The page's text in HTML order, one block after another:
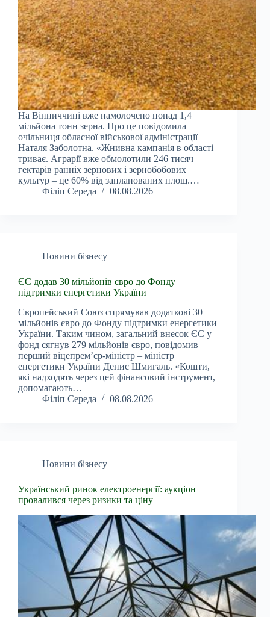
На Вінниччині вже намолочено понад 1,4
мільйона тонн зерна. Про це повідомила
очільниця обласної військової адміністрації
Наталя Заболотна. «Жнивна кампанія в області
триває. Аграрії вже обмолотили 246 тисяч
гектарів ранніх зернових і зернобобових
культур – це 60% від запланованих площ.…
Філіп Середа
08.08.2026
Новини бізнесу
ЄС додав 30 мільйонів євро до Фонду
підтримки енергетики України
Європейський Союз спрямував додаткові 30
мільйонів євро до Фонду підтримки енергетики
України. Таким чином, загальний внесок ЄС у
фонд сягнув 279 мільйонів євро, повідомив
перший віцепрем’єр-міністр – міністр
енергетики України Денис Шмигаль. «Кошти,
які надходять через цей фінансовий інструмент,
допомагають…
Філіп Середа
08.08.2026
Новини бізнесу
Український ринок електроенергії: аукціон
провалився через ризики та ціну